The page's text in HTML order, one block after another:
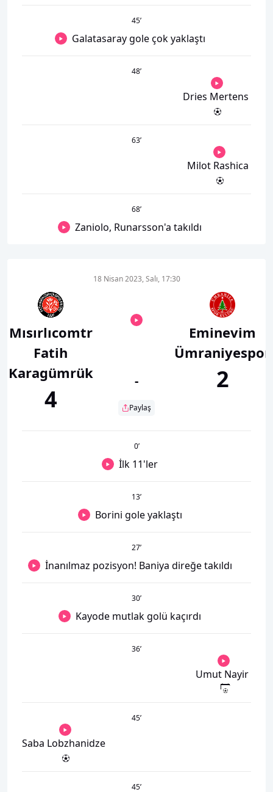
45’
Galatasaray gole çok yaklaştı
48’
Dries Mertens
63’
Milot Rashica
68’
Zaniolo, Runarsson'a takıldı
Mısırlıcomtr
Fatih
Karagümrük
4
18 Nisan 2023, Salı, 17:30
-
Paylaş
Eminevim
Ümraniyespor
2
0’
İlk 11'ler
13’
Borini gole yaklaştı
27’
İnanılmaz pozisyon! Baniya direğe takıldı
30’
Kayode mutlak golü kaçırdı
36’
Umut Nayir
45’
Saba Lobzhanidze
45’